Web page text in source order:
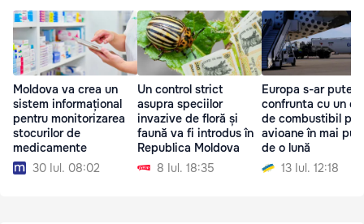
Moldova va crea un
sistem informațional
pentru monitorizarea
stocurilor de
medicamente
30 Iul. 08:02
Un control strict
asupra speciilor
invazive de floră și
faună va fi introdus în
Republica Moldova
8 Iul. 18:35
Europa s-ar putea
confrunta cu un
de combustibil
avioane în mai
de o lună
13 Iul. 12:18